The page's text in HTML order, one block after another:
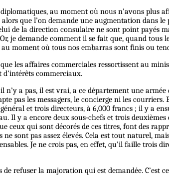
au moment où nous n’avons plus
que l’on demande une augmentation dans
de la direction consulaire ne sont point payés
je demande comment il se fait que, quand tous
moment où tous nos embarras sont finis ou
les affaires commerciales ressortissent au
d’intérêts commerciaux.
a pas, il est vrai, a ce département une
pas les messagers, le concierge ni les
et trois directeurs, à 6,000 francs ; il y a
Il y a encore deux sous-chefs et trois
ceux qui sont décorés de ces titres, font des
sont pas assez élevés. Cela est tout naturel,
Je ne crois pas, en effet, qu’il faille trois
refuser la majoration qui est demandée. C’est